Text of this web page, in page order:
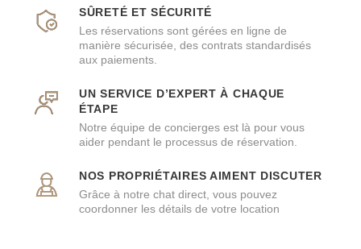
SÛRETÉ ET SÉCURITÉ
Les réservations sont gérées en ligne de
manière sécurisée, des contrats standardisés
aux paiements.
UN SERVICE D’EXPERT À CHAQUE
ÉTAPE
Notre équipe de concierges est là pour vous
aider pendant le processus de réservation.
NOS PROPRIÉTAIRES AIMENT DISCUTER
Grâce à notre chat direct, vous pouvez
coordonner les détails de votre location